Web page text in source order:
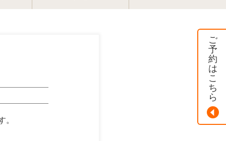
。
ご
予
約
は
こ
ち
ら